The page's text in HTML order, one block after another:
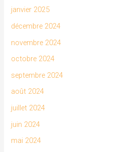
janvier 2025
décembre 2024
novembre 2024
octobre 2024
septembre 2024
août 2024
juillet 2024
juin 2024
mai 2024